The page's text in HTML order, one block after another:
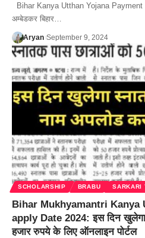
Bihar Kanya Utthan Yojana Payment
अम्बेडकर बिहार…
Aryan September 9, 2024
SCHOLARSHIP BRABU SARKARI
Bihar Mukhyamantri Kanya
apply Date 2024: इस दिन
हजार रुपये के लिए ऑनलाइन पोर्टल